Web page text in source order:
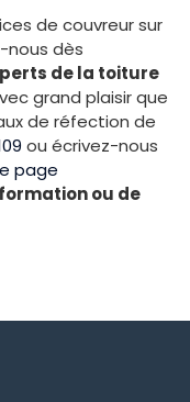
de couvreur sur
nous dès
de la toiture
grand plaisir que
de réfection de
ou écrivez-nous
page
ou de